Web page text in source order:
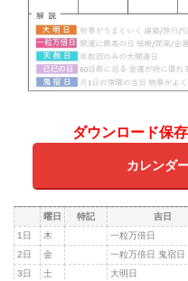
ダウンロード保
カレンダ
曜日 特記 吉日
1日
木 一粒万倍日
2日
金 一粒万倍日 鬼宿日
3日
土 大明日